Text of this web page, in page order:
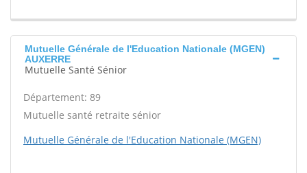
Mutuelle Générale de l'Education Nationale (MGEN)
AUXERRE
Mutuelle Santé Sénior
Département: 89
Mutuelle santé retraite sénior
Mutuelle Générale de l'Education Nationale (MGEN)